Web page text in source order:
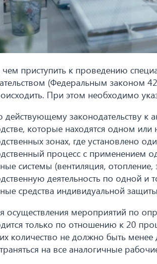
приступить к проведению
(Федеральным законом
При этом необходимо
действующему законодательству к
которые находятся одном
зонах, где установлено
процесс с применением
системы (вентиляция,
деятельность по одной и
средства индивидуальной
осуществления мероприятий по
только по отношению к 20
количество не должно быть менее
на все аналогичные